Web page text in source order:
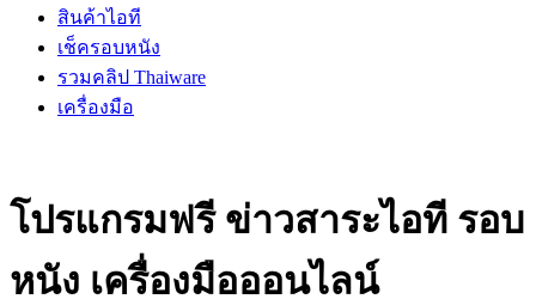
สินค้าไอที
เช็ครอบหนัง
รวมคลิป Thaiware
เครื่องมือ
โปรแกรมฟรี ข่าวสาระไอที รอบ
หนัง เครื่องมือออนไลน์